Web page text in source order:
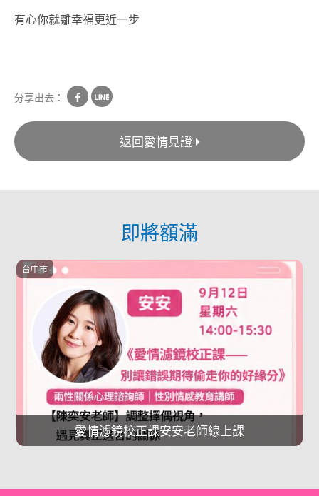
有心你就離幸福更近一步
分享出去：
返回愛情見證
即將額滿
愛情濾鏡校正課安安老師線上課
台中市